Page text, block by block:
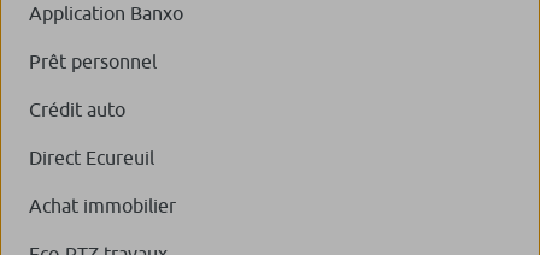
Application Banxo
Prêt personnel
Crédit auto
Direct Ecureuil
Achat immobilier